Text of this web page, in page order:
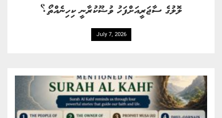
ލޮލުގެ ސާޖަރީއަށްފަހު ވުޟޫކުރާނީ ކިހިނެއްތޯ؟
July 7, 2026